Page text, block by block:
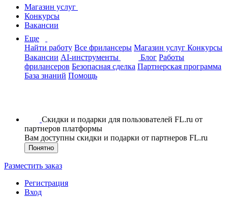
Магазин услуг
Конкурсы
Вакансии
Еще
Найти работу Все фрилансеры Магазин услуг Конкурсы
Вакансии AI-инструменты Блог Работы
фрилансеров Безопасная сделка Партнерская программа
База знаний Помощь
Скидки и подарки для пользователей FL.ru от
партнеров платформы
Вам доступны скидки и подарки от партнеров FL.ru
Понятно
Разместить заказ
Регистрация
Вход